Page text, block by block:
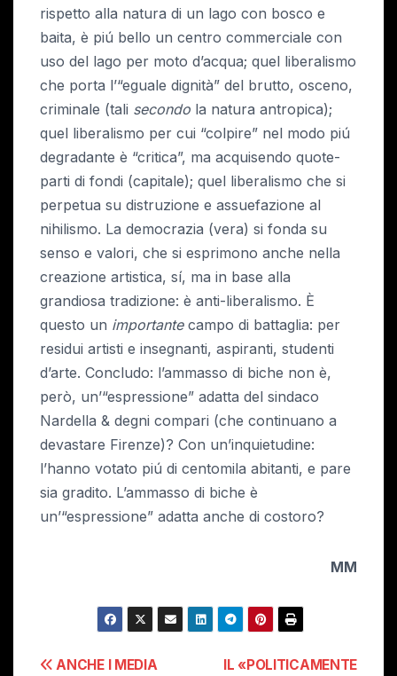
rispetto alla natura di un lago con bosco e
baita, è piú bello un centro commerciale con
uso del lago per moto d’acqua; quel liberalismo
che porta l’“eguale dignità” del brutto, osceno,
criminale (tali secondo la natura antropica);
quel liberalismo per cui “colpire” nel modo piú
degradante è “critica”, ma acquisendo quote-
parti di fondi (capitale); quel liberalismo che si
perpetua su distruzione e assuefazione al
nihilismo. La democrazia (vera) si fonda su
senso e valori, che si esprimono anche nella
creazione artistica, sí, ma in base alla
grandiosa tradizione: è anti-liberalismo. È
questo un importantecampo di battaglia: per
residui artisti e insegnanti, aspiranti, studenti
d’arte. Concludo: l’ammasso di biche non è,
però, un’“espressione” adatta del sindaco
Nardella & degni compari (che continuano a
devastare Firenze)? Con un’inquietudine:
l’hanno votato piú di centomila abitanti, e pare
sia gradito. L’ammasso di biche è
un’“espressione” adatta anche di costoro?
MM
IL «POLITICAMENTE
ANCHE I MEDIA